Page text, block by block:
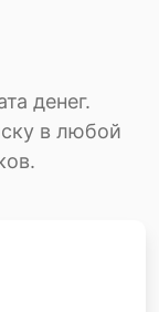
денег.
в любой